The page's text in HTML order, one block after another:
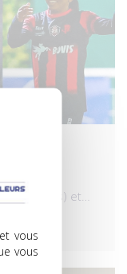
vous
vous
Nantes) et…